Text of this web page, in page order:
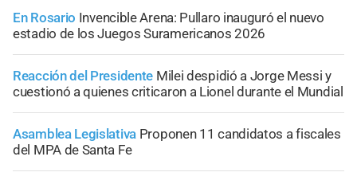
En Rosario Invencible Arena: Pullaro inauguró el nuevo
estadio de los Juegos Suramericanos 2026
Reacción del Presidente Milei despidió a Jorge Messi y
cuestionó a quienes criticaron a Lionel durante el Mundial
Asamblea Legislativa Proponen 11 candidatos a fiscales
del MPA de Santa Fe